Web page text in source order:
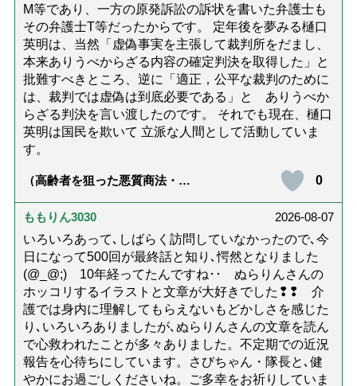
M等であり、一方の原発訴訟の訴状を書いた弁護士も
その弁護士T等だったからです。 定年後を夢みる樋口
英明は、当然「虚偽事実を主張して裁判所をだまし、
本来ありうべからざる内容の確定判決を取得した」と
批難すべきところ、逆に「適正，公平な裁判のために
は、裁判では虚偽は到底必要である」と ありうべか
らざる判決を言い渡したのです。 それでも現在、樋口
英明は国民を欺いて 立派な人間として活動していま
す。
（高齢者を狙った悪質商法・訪
ないための4つの対策「騙されや
すい人の特徴は？」【社会福祉
0
ももりん3030
2026-08-07
いろいろあって､しばらく訪問していなかったので､今
日になって500回が最終話と知り､愕然となりました
(@_@;) 10年経ってたんですね･･ ぬらりんさんの
ホッコリするイラストと文章が大好きでした❢❢ 介
護では身内に理解してもらえないもどかしさを感じた
り､いろいろありましたが､ぬらりんさんの文章を読ん
で心救われたことが多々ありました。不定期での近況
報告を心待ちにしています。さびちゃん・隊長と､健
やかにお過ごしくださいね。ご多幸をお祈りしていま